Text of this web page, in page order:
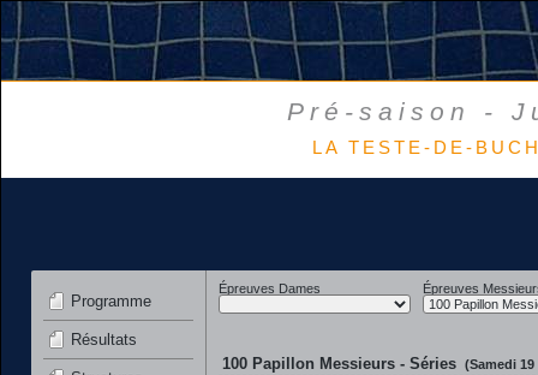
Pré-saison -
LA TESTE-DE-
Programme
Résultats
Épreuves Dames Épreuves
100 Papillon Messieurs - Séries (Samedi